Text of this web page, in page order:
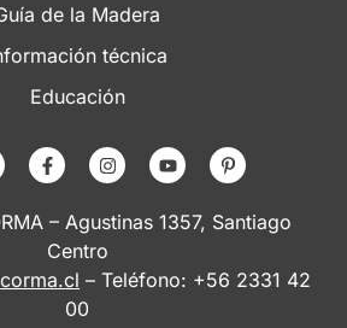
de la Madera
técnica
Educación
– Agustinas 1357, Santiago
Centro
– Teléfono: +56 2331 42
00